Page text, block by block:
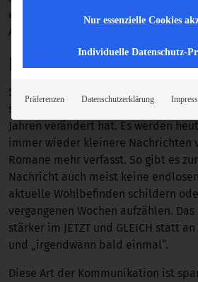
ersetzen Links zu Dokumenten in
Anhänge, die Emailpostfächer zum
Sehr spannend finde ich ebenfalls
stark sich noch einmal die
Jahren verändert hat. Es werden
immer wieder kleinere Nachrichten
Romane mehr verfasst. So gibt es
Nachricht auch meist keine
aktuelle Wohlbefinden schildern
vergangenen Wochen aufzählen.
stärker im JETZT und GLEICH statt
und „irgendwann bald einmal“.
Diese Art der Kommunikation ist
Nur essenzielle Cookies
Individuelle Datenschutz-
Präferenzen Datenschutzerklärung